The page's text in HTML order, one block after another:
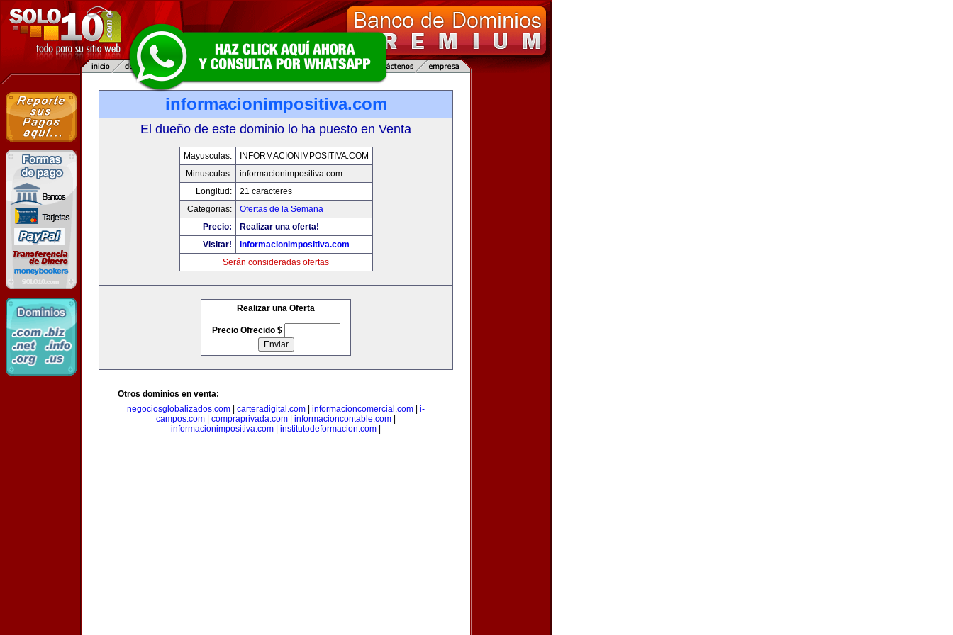
informacionimpositiva.com
El dueño de este dominio lo ha puesto en Venta
Mayusculas:
INFORMACIONIMPOSITIVA.COM
Minusculas:
informacionimpositiva.com
Longitud:
21 caracteres
Categorias:
Ofertas de la Semana
Precio:
Realizar una oferta!
Visitar!
informacionimpositiva.com
Serán consideradas ofertas
Realizar una Oferta
Precio Ofrecido $
Otros dominios en venta:
negociosglobalizados.com
carteradigital.com informacioncomercial.com
i-
campos.com
compraprivada.com informacioncontable.com
informacionimpositiva.com
institutodeformacion.com